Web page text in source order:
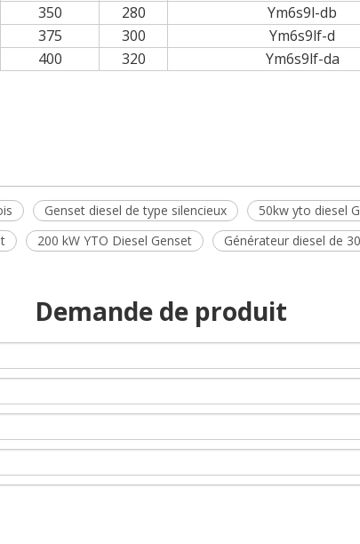
350 280 Ym6s9l-db
375 300 Ym6s9lf-d
400 320 Ym6s9lf-da
Genset diesel de type silencieux 50kw yto diesel
200 kW YTO Diesel Genset Générateur diesel de
Demande de produit